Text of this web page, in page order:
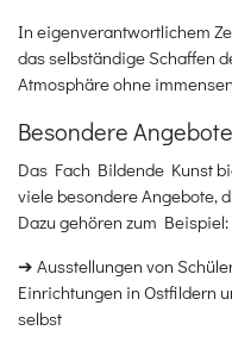
In eigenverantwortlichem
das selbständige Schaffen
Atmosphäre ohne
Besondere Angebote
Das Fach Bildende Kunst
viele besondere Angebote,
Dazu gehören zum Beispiel:
➔ Ausstellungen von
Einrichtungen in Ostfildern
selbst